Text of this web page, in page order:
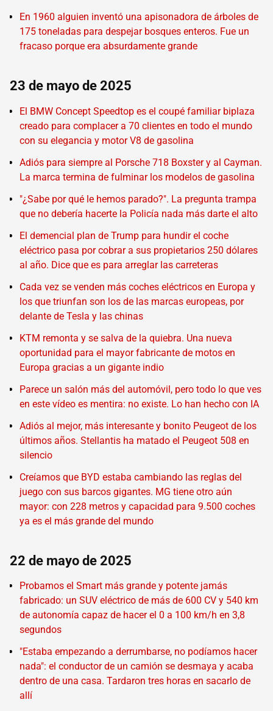
En 1960 alguien inventó una apisonadora de árboles de
175 toneladas para despejar bosques enteros. Fue un
fracaso porque era absurdamente grande
23 de mayo de 2025
El BMW Concept Speedtop es el coupé familiar biplaza
creado para complacer a 70 clientes en todo el mundo
con su elegancia y motor V8 de gasolina
Adiós para siempre al Porsche 718 Boxster y al Cayman.
La marca termina de fulminar los modelos de gasolina
"¿Sabe por qué le hemos parado?". La pregunta trampa
que no debería hacerte la Policía nada más darte el alto
El demencial plan de Trump para hundir el coche
eléctrico pasa por cobrar a sus propietarios 250 dólares
al año. Dice que es para arreglar las carreteras
Cada vez se venden más coches eléctricos en Europa y
los que triunfan son los de las marcas europeas, por
delante de Tesla y las chinas
KTM remonta y se salva de la quiebra. Una nueva
oportunidad para el mayor fabricante de motos en
Europa gracias a un gigante indio
Parece un salón más del automóvil, pero todo lo que ves
en este vídeo es mentira: no existe. Lo han hecho con IA
Adiós al mejor, más interesante y bonito Peugeot de los
últimos años. Stellantis ha matado el Peugeot 508 en
silencio
Creíamos que BYD estaba cambiando las reglas del
juego con sus barcos gigantes. MG tiene otro aún
mayor: con 228 metros y capacidad para 9.500 coches
ya es el más grande del mundo
22 de mayo de 2025
Probamos el Smart más grande y potente jamás
fabricado: un SUV eléctrico de más de 600 CV y 540 km
de autonomía capaz de hacer el 0 a 100 km/h en 3,8
segundos
"Estaba empezando a derrumbarse, no podíamos hacer
nada": el conductor de un camión se desmaya y acaba
dentro de una casa. Tardaron tres horas en sacarlo de
allí